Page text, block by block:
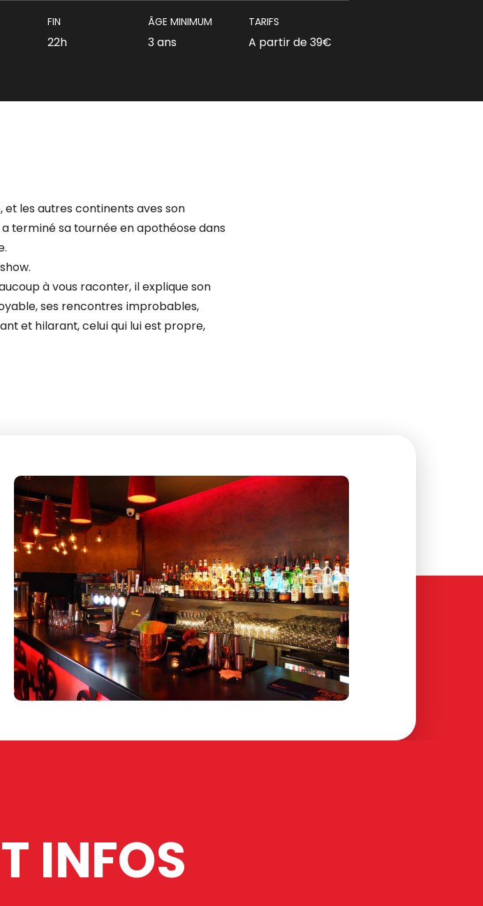
FIN
22h
ÂGE MINIMUM
3 ans
TARIFS
A partir de 39€
et les autres continents aves son
terminé sa tournée en apothéose dans
à vous raconter, il explique son
ses rencontres improbables,
et hilarant, celui qui lui est propre,
INFOS